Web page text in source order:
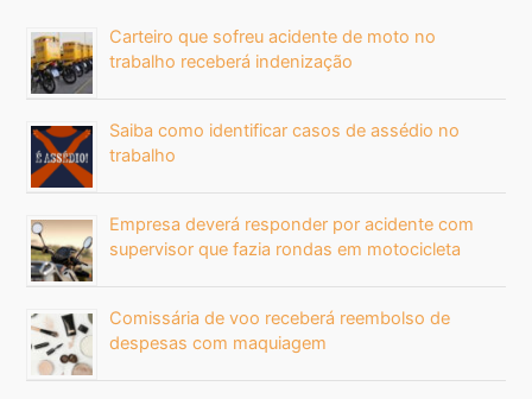
Carteiro que sofreu acidente de moto no
trabalho receberá indenização
Saiba como identificar casos de assédio no
trabalho
Empresa deverá responder por acidente com
supervisor que fazia rondas em motocicleta
Comissária de voo receberá reembolso de
despesas com maquiagem